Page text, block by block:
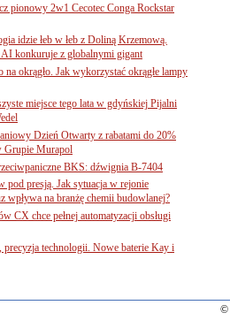
pionowy 2w1 Cecotec Conga Rockstar
idzie łeb w łeb z Doliną Krzemową.
konkuruje z globalnymi gigant
na okrągło. Jak wykorzystać okrągłe lampy
miejsce tego lata w gdyńskiej Pijalni
Dzień Otwarty z rabatami do 20%
Grupie Murapol
BKS: dźwignia B-7404
pod presją. Jak sytuacja w rejonie
wpływa na branżę chemii budowlanej?
CX chce pełnej automatyzacji obsługi
precyzja technologii. Nowe baterie Kay i
©